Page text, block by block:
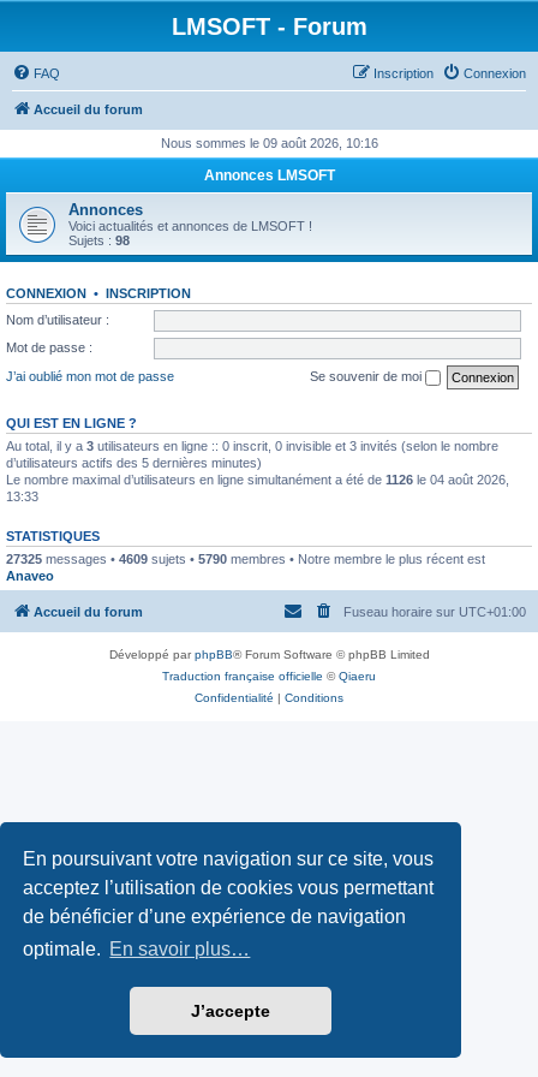
En poursuivant votre navigation sur ce site, vous
acceptez l’utilisation de cookies vous permettant
de bénéficier d’une expérience de navigation
optimale. En savoir plus…
J’accepte
LMSOFT - Forum
FAQ Connexion
Inscription
Accueil du forum
Nous sommes le 09 août 2026, 10:16
Annonces LMSOFT
Annonces
Voici actualités et annonces de LMSOFT !
Sujets : 98
CONNEXION • INSCRIPTION
Nom d’utilisateur :
Mot de passe :
J’ai oublié mon mot de passe
Se souvenir de moi
QUI EST EN LIGNE ?
Au total, il y a 3 utilisateurs en ligne :: 0 inscrit, 0 invisible et 3 invités (selon le nombre
d’utilisateurs actifs des 5 dernières minutes)
Le nombre maximal d’utilisateurs en ligne simultanément a été de 1126 le 04 août 2026,
13:33
STATISTIQUES
27325 messages • 4609 sujets • 5790 membres • Notre membre le plus récent est
Anaveo
Accueil du forum Fuseau horaire sur UTC+01:00
Développé parphpBB® Forum Software © phpBB Limited
Traduction française officielle ©Qiaeru
Confidentialité | Conditions